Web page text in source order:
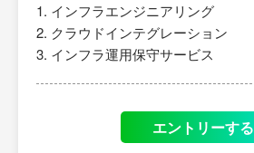
インフラエンジニアリング
クラウドインテグレーション
インフラ運用保守サービス
エントリーする